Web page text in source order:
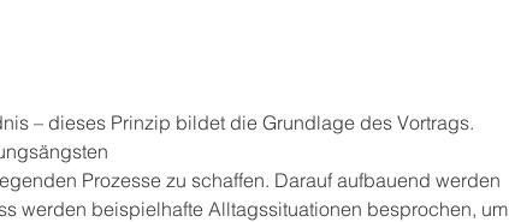
– dieses Prinzip bildet die Grundlage des Vortrags.
Prozesse zu schaffen. Darauf aufbauend werden
werden beispielhafte Alltagssituationen besprochen, um